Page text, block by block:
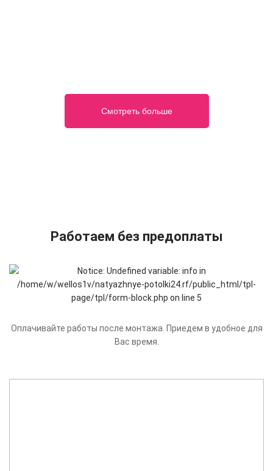
Смотреть больше
Работаем без предоплаты
Оплачивайте работы после монтажа. Приедем в удобное для
Вас время.